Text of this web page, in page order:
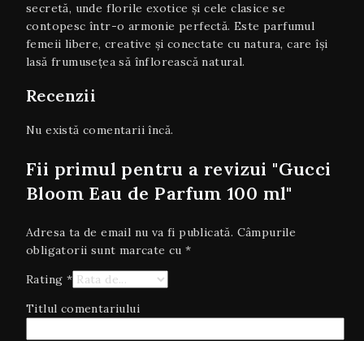
secretă, unde florile exotice și cele clasice se
contopesc într-o armonie perfectă. Este parfumul
femeii libere, creative și conectate cu natura, care își
lasă frumusețea să înflorească natural.
Recenzii
Nu există comentarii încă.
Fii primul pentru a revizui "Gucci
Bloom Eau de Parfum 100 ml"
Adresa ta de email nu va fi publicată. Câmpurile
obligatorii sunt marcate cu*
Rating *
Titlul comentariului